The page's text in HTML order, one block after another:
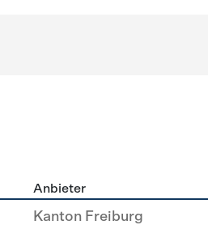
Anbieter
Kanton Freiburg